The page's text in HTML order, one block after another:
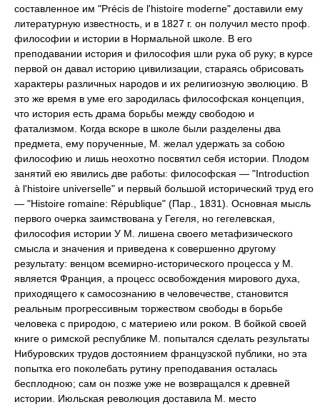
составленное им "Précis de l'histoire moderne" доставили ему
литературную известность, и в 1827 г. он получил место проф.
философии и истории в Нормальной школе. В его
преподавании история и философия шли рука об руку; в курсе
первой он давал историю цивилизации, стараясь обрисовать
характеры различных народов и их религиозную эволюцию. В
это же время в уме его зародилась философская концепция,
что история есть драма борьбы между свободою и
фатализмом. Когда вскоре в школе были разделены два
предмета, ему порученные, М. желал удержать за собою
философию и лишь неохотно посвятил себя истории. Плодом
занятий ею явились две работы: философская — "Introduction
à l'histoire universelle" и первый большой исторический труд его
— "Histoire romaine: République" (Пар., 1831). Основная мысль
первого очерка заимствована у Гегеля, но гегелевская,
философия истории У М. лишена своего метафизического
смысла и значения и приведена к совершенно другому
результату: венцом всемирно-исторического процесса у М.
является Франция, а процесс освобождения мирового духа,
приходящего к самосознанию в человечестве, становится
реальным прогрессивным торжеством свободы в борьбе
человека с природою, с материею или роком. В бойкой своей
книге о римской республике М. попытался сделать результаты
Нибуровских трудов достоянием французской публики, но эта
попытка его поколебать рутину преподавания осталась
бесплодною; сам он позже уже не возвращался к древней
истории. Июльская революция доставила М. место